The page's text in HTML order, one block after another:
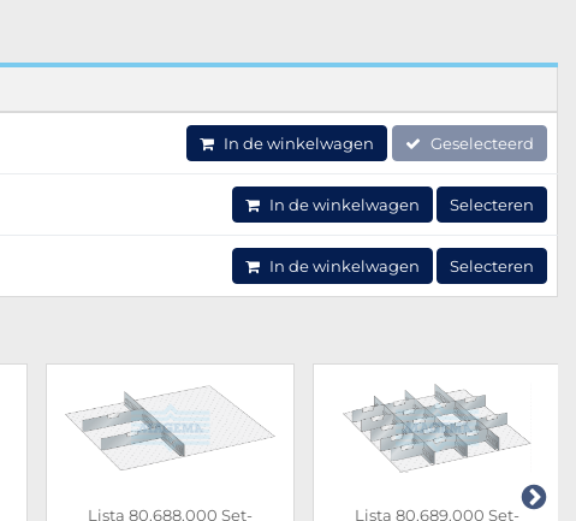
In de winkelwagen Geselecteerd
In de winkelwagen Selecteren
In de winkelwagen Selecteren
Lista 80.688.000 Set- Lista 80.689.000 Set-